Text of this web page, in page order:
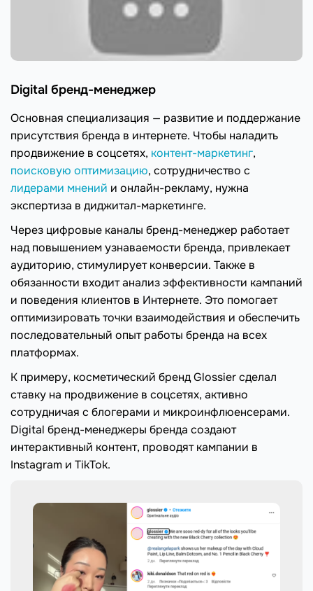
Digital бренд-менеджер
Основная специализация — развитие и поддержание
присутствия бренда в интернете. Чтобы наладить
продвижение в соцсетях, контент-маркетинг,
поисковую оптимизацию, сотрудничество с
лидерами мнений и онлайн-рекламу, нужна
экспертиза в диджитал-маркетинге.
Через цифровые каналы бренд-менеджер работает
над повышением узнаваемости бренда, привлекает
аудиторию, стимулирует конверсии. Также в
обязанности входит анализ эффективности кампаний
и поведения клиентов в Интернете. Это помогает
оптимизировать точки взаимодействия и обеспечить
последовательный опыт работы бренда на всех
платформах.
К примеру, косметический бренд Glossier сделал
ставку на продвижение в соцсетях, активно
сотрудничая с блогерами и микроинфлюенсерами.
Digital бренд-менеджеры бренда создают
интерактивный контент, проводят кампании в
Instagram и TikTok.